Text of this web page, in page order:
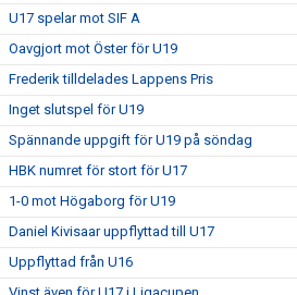
U17 spelar mot SIF A
Oavgjort mot Öster för U19
Frederik tilldelades Lappens Pris
Inget slutspel för U19
Spännande uppgift för U19 på söndag
HBK numret för stort för U17
1-0 mot Högaborg för U19
Daniel Kivisaar uppflyttad till U17
Uppflyttad från U16